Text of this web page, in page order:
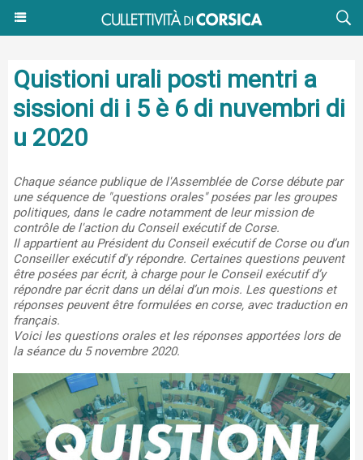
Quistioni urali posti mentri a
sissioni di i 5 è 6 di nuvembri di
u 2020
Chaque séance publique de l'Assemblée de Corse débute par
une séquence de "questions orales" posées par les groupes
politiques, dans le cadre notamment de leur mission de
contrôle de l'action du Conseil exécutif de Corse.
Il appartient au Président du Conseil exécutif de Corse ou d’un
Conseiller exécutif d'y répondre. Certaines questions peuvent
être posées par écrit, à charge pour le Conseil exécutif d’y
répondre par écrit dans un délai d’un mois. Les questions et
réponses peuvent être formulées en corse, avec traduction en
français.
Voici les questions orales et les réponses apportées lors de
la séance du 5 novembre 2020.